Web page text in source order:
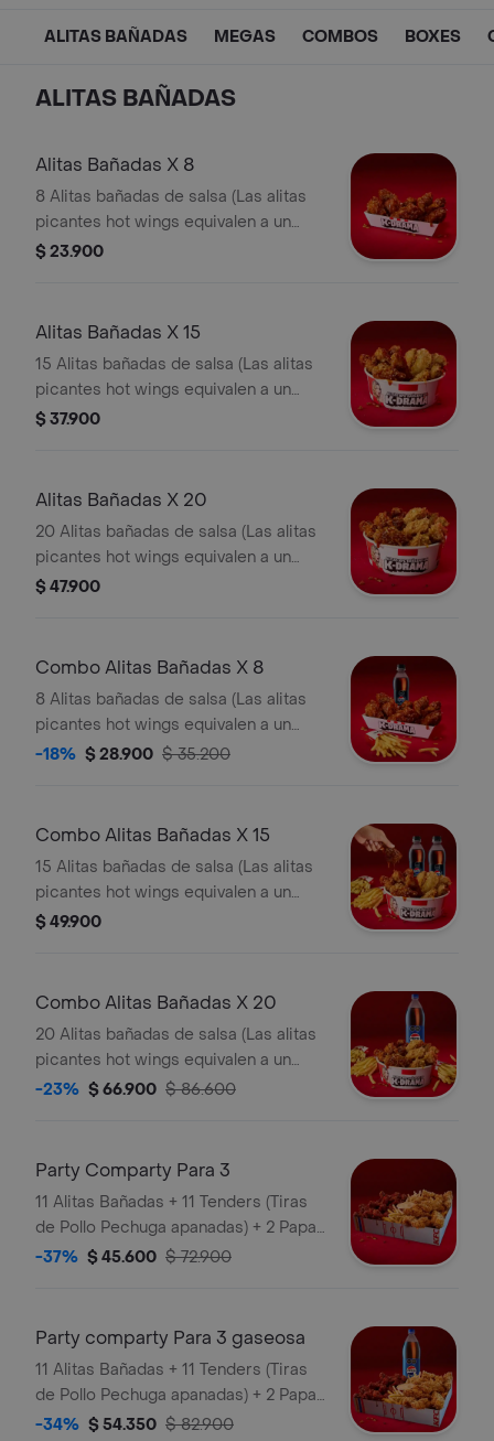
ALITAS BAÑADAS MEGAS COMBOS BOXES
ALITAS BAÑADAS
Alitas Bañadas X 8
8 Alitas bañadas de salsa (Las alitas
picantes hot wings equivalen a un
trozo de ala)
$ 23.900
Alitas Bañadas X 15
15 Alitas bañadas de salsa (Las alitas
picantes hot wings equivalen a un
trozo de ala)
$ 37.900
Alitas Bañadas X 20
20 Alitas bañadas de salsa (Las alitas
picantes hot wings equivalen a un
trozo de ala)
$ 47.900
Combo Alitas Bañadas X 8
8 Alitas bañadas de salsa (Las alitas
picantes hot wings equivalen a un
trozo de ala) + 1 Papa Pequeña + 1
-18% $ 28.900 $ 35.200
Combo Alitas Bañadas X 15
15 Alitas bañadas de salsa (Las alitas
picantes hot wings equivalen a un
trozo de ala) + 2 Papa Pequeña + 2
$ 49.900
Combo Alitas Bañadas X 20
20 Alitas bañadas de salsa (Las alitas
picantes hot wings equivalen a un
trozo de ala) + 3 Papa Pequeña + 1
-23% $ 66.900 $ 86.600
Party Comparty Para 3
11 Alitas Bañadas + 11 Tenders (Tiras
de Pollo Pechuga apanadas) + 2 Papas
Pequeñas + 1 Balde de Salsa 100g
-37% $ 45.600 $ 72.900
Party comparty Para 3 gaseosa
11 Alitas Bañadas + 11 Tenders (Tiras
de Pollo Pechuga apanadas) + 2 Papas
Pequeñas + 1 Balde de Salsa 100g + 1
-34% $ 54.350 $ 82.900